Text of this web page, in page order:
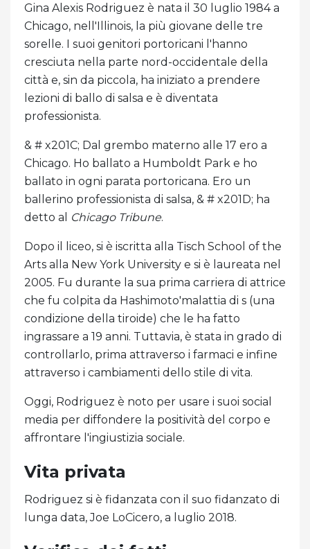
Gina Alexis Rodriguez è nata il 30 luglio 1984 a
Chicago, nell'Illinois, la più giovane delle tre
sorelle. I suoi genitori portoricani l'hanno
cresciuta nella parte nord-occidentale della
città e, sin da piccola, ha iniziato a prendere
lezioni di ballo di salsa e è diventata
professionista.
& # x201C; Dal grembo materno alle 17 ero a
Chicago. Ho ballato a Humboldt Park e ho
ballato in ogni parata portoricana. Ero un
ballerino professionista di salsa, & # x201D; ha
detto al
Chicago Tribune.
Dopo il liceo, si è iscritta alla Tisch School of the
Arts alla New York University e si è laureata nel
2005. Fu durante la sua prima carriera di attrice
che fu colpita da Hashimoto'malattia di s (una
condizione della tiroide) che le ha fatto
ingrassare a 19 anni. Tuttavia, è stata in grado di
controllarlo, prima attraverso i farmaci e infine
attraverso i cambiamenti dello stile di vita.
Oggi, Rodriguez è noto per usare i suoi social
media per diffondere la positività del corpo e
affrontare l'ingiustizia sociale.
Vita privata
Rodriguez si è fidanzata con il suo fidanzato di
lunga data, Joe LoCicero, a luglio 2018.